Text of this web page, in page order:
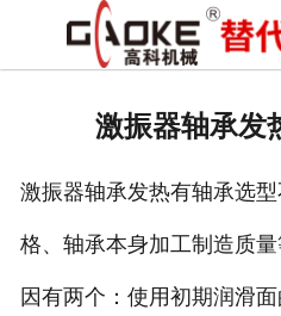
激振器轴承发
激振器轴承发热有轴承选
格、轴承本身加工制造质
因有两个：使用初期润滑